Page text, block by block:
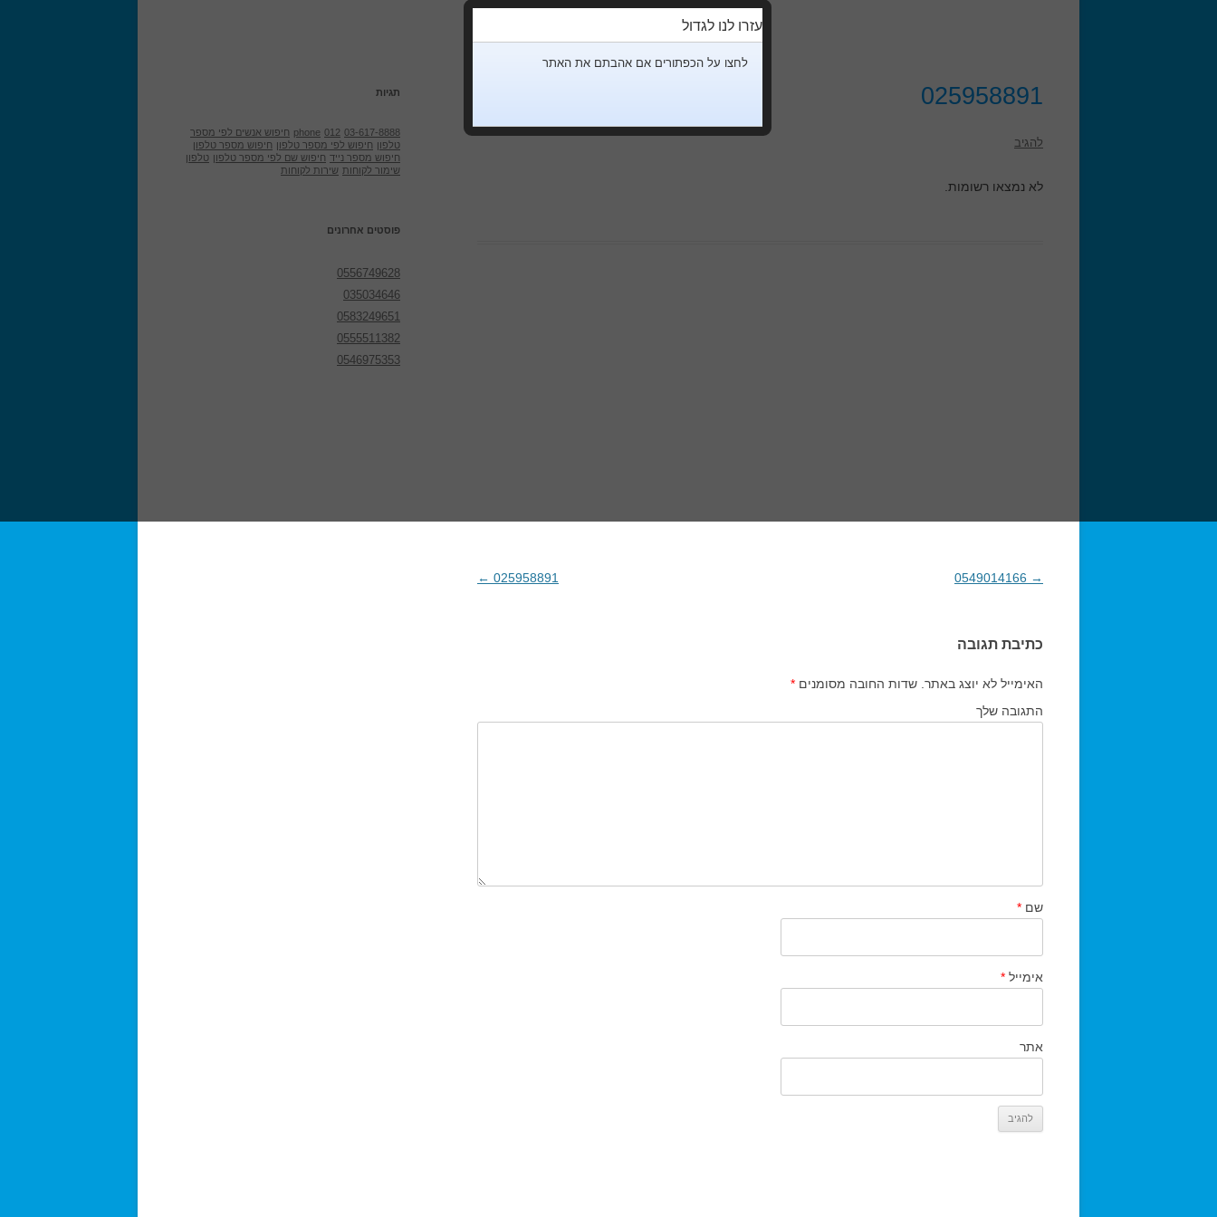
025958891
להגיב
לא נמצאו רשומות.
ניווט בפוסטים
→
025958891
←
כתיבת תגובה
האימייל לא יוצג באתר. שדות החובה מסומנים *
התגובה שלך
שם *
אימייל *
אתר
תגיות
03-617-8888
012
phone חיפוש אנשים לפי מספר
טלפון חיפוש לפי מספר טלפון חיפוש מספר טלפון
חיפוש מספר נייד חיפוש שם לפי מספר טלפון טלפון
שימור לקוחות שירות לקוחות
פוסטים אחרונים
0556749628
035034646
0583249651
0555511382
0546975353
עזרו לנו לגדול
לחצו על הכפתורים אם אהבתם את האתר